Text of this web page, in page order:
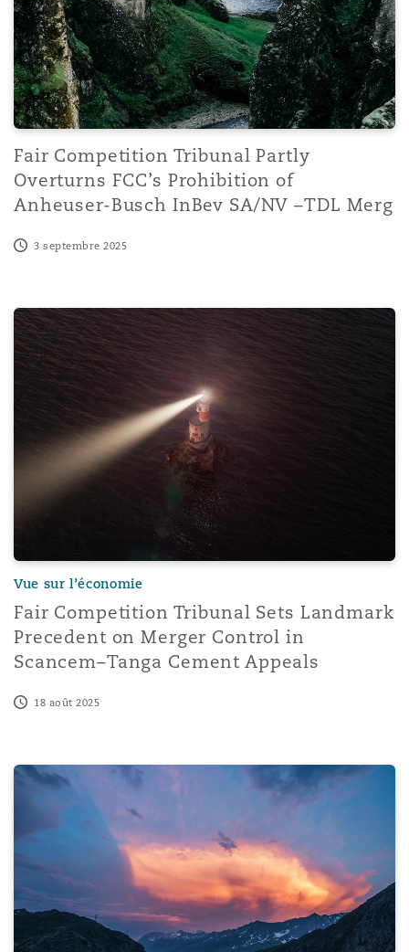
Fair Competition Tribunal Partly
Overturns FCC’s Prohibition of
Anheuser-Busch InBev SA/NV –TDL Merg
3 septembre 2025
Fair Competition Tribunal Sets Landmark Precedent on
Vue sur l’économie
Fair Competition Tribunal Sets Landmark
Precedent on Merger Control in
Scancem–Tanga Cement Appeals
18 août 2025
The New Aged Care Act: An insurance perspective